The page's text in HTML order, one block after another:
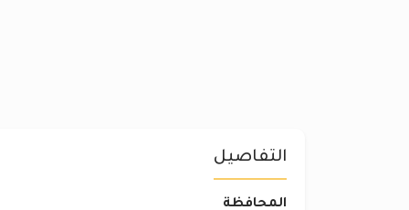
التفاصيل
المحافظة